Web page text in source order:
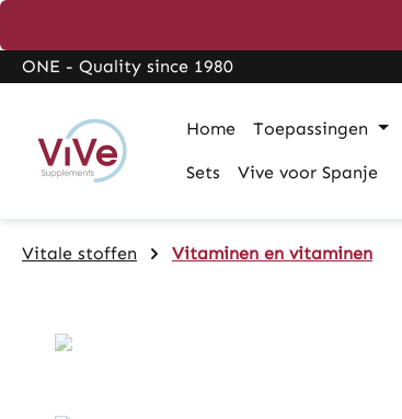
ONE - Quality since 1980
Home Toepassingen
Sets Vive voor Spanje
Vitale stoffen Vitaminen en vitaminen